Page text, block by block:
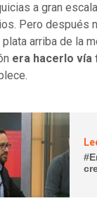
a gran
Pero después
plata arriba de la
era hacerlo vía